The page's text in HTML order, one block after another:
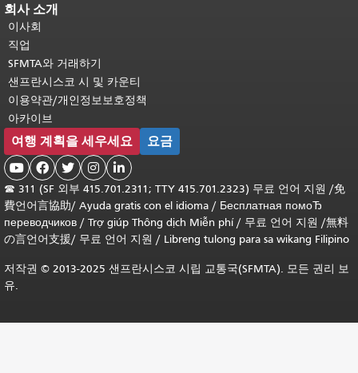
회사 소개
이사회
직업
SFMTA와 거래하기
샌프란시스코 시 및 카운티
이용약관/개인정보보호정책
아카이브
여행 계획을 세우세요 요금
    
☎ 311 (SF 외부 415.701.2311; TTY 415.701.2323) 무료 언어 지원 /免
費언어言協助/ Ayuda gratis con el idioma / Бесплатная помоЂ
переводчиков / Trợ giúp Thông dịch Miễn phí/ 무료 언어 지원 /無料
の言언어支援/ 무료 언어 지원 / Libreng tulong para sa wikang Filipino
저작권 © 2013-2025 샌프란시스코 시립 교통국(SFMTA). 모든 권리 보
유.